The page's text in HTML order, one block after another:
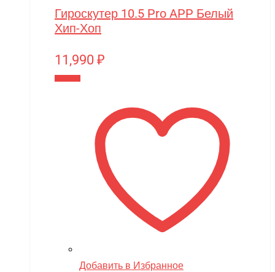
Гироскутер 10.5 Pro APP Белый
Хип-Хоп
11,990 ₽
Добавить в Избранное